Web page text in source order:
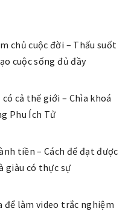
chủ cuộc đời – Thấu suốt
cuộc sống đủ đầy
cả thế giới – Chìa khoá
Phu Ích Tử
tiền – Cách để đạt được
giàu có thực sự
để làm video trắc nghiệm